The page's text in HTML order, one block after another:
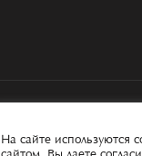
На сайте используются